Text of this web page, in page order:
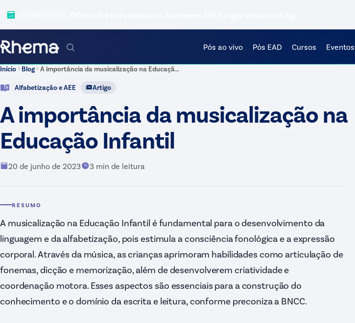
Pós ao vivo Pós EAD Cursos Eventos
Início Blog A importância da musicalização na Educação Infantil
Alfabetização e AEE Artigo
A importância da musicalização na
Educação Infantil
20 de junho de 2023 3 min de leitura
RESUMO
A musicalização na Educação Infantil é fundamental para o desenvolvimento da
linguagem e da alfabetização, pois estimula a consciência fonológica e a expressão
corporal. Através da música, as crianças aprimoram habilidades como articulação de
fonemas, dicção e memorização, além de desenvolverem criatividade e
coordenação motora. Esses aspectos são essenciais para a construção do
conhecimento e o domínio da escrita e leitura, conforme preconiza a BNCC.